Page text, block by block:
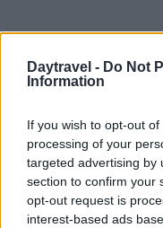
Daytravel - Do Not
Information
If you wish to opt-out
processing of your
targeted advertising by
section to confirm your
opt-out request is
interest-based ads
AUTORE